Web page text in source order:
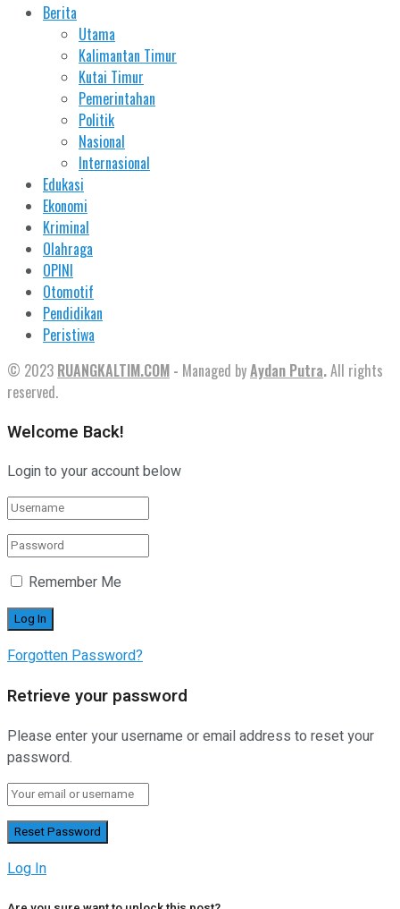
Berita
Utama
Kalimantan Timur
Kutai Timur
Pemerintahan
Politik
Nasional
Internasional
Edukasi
Ekonomi
Kriminal
Olahraga
OPINI
Otomotif
Pendidikan
Peristiwa
© 2023 RUANGKALTIM.COM - Managed byAydan Putra.All rights
reserved.
Welcome Back!
Login to your account below
Remember Me
Forgotten Password?
Retrieve your password
Please enter your username or email address to reset your
password.
Log In